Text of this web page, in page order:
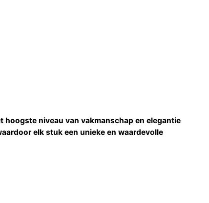
hoogste niveau van vakmanschap en elegantie
elk stuk een unieke en waardevolle